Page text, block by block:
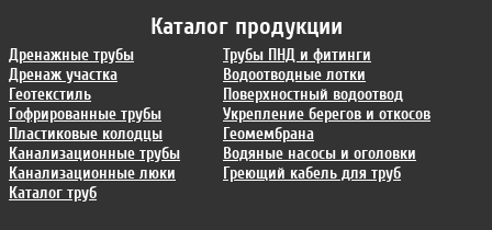
Каталог продукции
Дренажные трубы
Дренаж участка
Геотекстиль
Гофрированные трубы
Пластиковые колодцы
Канализационные трубы
Канализационные люки
Каталог труб
Трубы ПНД и фитинги
Водоотводные лотки
Поверхностный водоотвод
Укрепление берегов и откосов
Геомембрана
Водяные насосы и оголовки
Греющий кабель для труб